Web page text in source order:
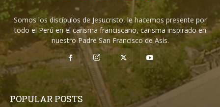
Somos los discípulos de Jesucristo, le hacemos presente por
todo el Perú en el carisma franciscano, carisma inspirado en
nuestro Padre San Francisco de Asís.
POPULAR POSTS